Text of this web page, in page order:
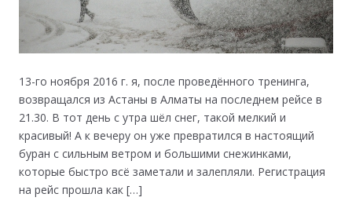
13-го ноября 2016 г. я, после проведённого тренинга,
возвращался из Астаны в Алматы на последнем рейсе в
21.30. В тот день с утра шёл снег, такой мелкий и
красивый! А к вечеру он уже превратился в настоящий
буран с сильным ветром и большими снежинками,
которые быстро всё заметали и залепляли. Регистрация
на рейс прошла как […]